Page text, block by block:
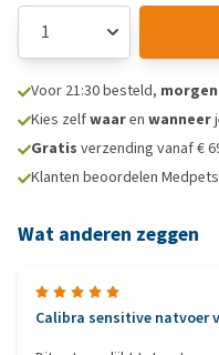
Voor 21:30 besteld, morgen
Kies zelfwaaren wanneer
Gratis verzending vanaf €
Klanten beoordelen
Wat anderen zeggen
Calibra sensitive natvoer